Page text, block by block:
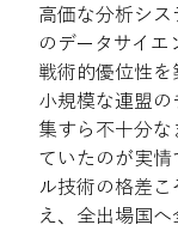
高価な分析シス
のデータサイエ
戦術的優位性
小規模な連盟
集すら不十分
ていたのが実情
ル技術の格差
え、全出場国